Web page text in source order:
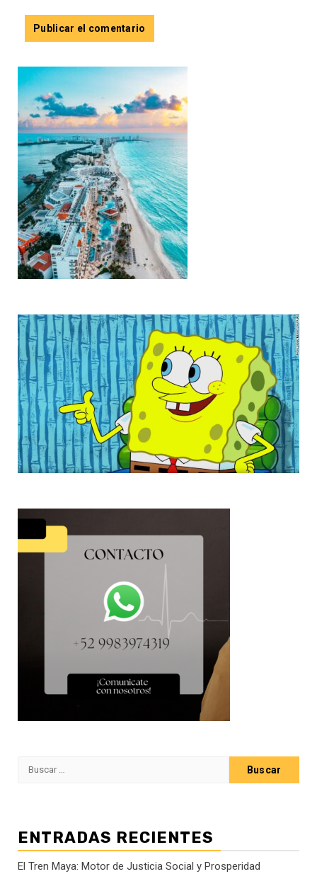
ENTRADAS RECIENTES
El Tren Maya: Motor de Justicia Social y Prosperidad